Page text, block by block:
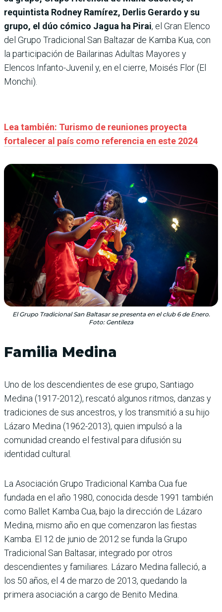
requintista Rodney Ramírez, Derlis Gerardo y su
grupo, el dúo cómico Jagua ha Pirai, el Gran Elenco
del Grupo Tradicional San Baltazar de Kamba Kua, con
la participación de Bailarinas Adultas Mayores y
Elencos Infanto-Juvenil y, en el cierre, Moisés Flor (El
Monchi).
Lea también: Turismo de reuniones proyecta
fortalecer al país como referencia en este 2024
El Grupo Tradicional San Baltasar se presenta en el club 6 de Enero.
Foto: Gentileza
Familia Medina
Uno de los descendientes de ese grupo, Santiago
Medina (1917-2012), rescató algunos ritmos, danzas y
tradiciones de sus ancestros, y los transmitió a su hijo
Lázaro Medina (1962-2013), quien impulsó a la
comunidad creando el festival para difusión su
identidad cultural.
La Asociación Grupo Tradicional Kamba Cua fue
fundada en el año 1980, conocida desde 1991 también
como Ballet Kamba Cua, bajo la dirección de Lázaro
Medina, mismo año en que comenzaron las fiestas
Kamba. El 12 de junio de 2012 se funda la Grupo
Tradicional San Baltasar, integrado por otros
descendientes y familiares. Lázaro Medina falleció, a
los 50 años, el 4 de marzo de 2013, quedando la
primera asociación a cargo de Benito Medina.